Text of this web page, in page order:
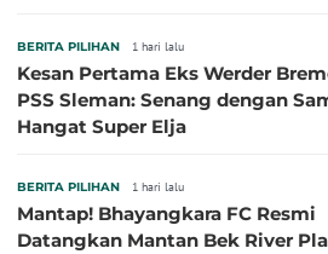
BERITA PILIHAN 1 hari lalu
Kesan Pertama Eks Werder
PSS Sleman: Senang dengan
Hangat Super Elja
BERITA PILIHAN 1 hari lalu
Mantap! Bhayangkara FC Resmi
Datangkan Mantan Bek River